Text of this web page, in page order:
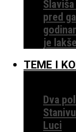
pred
je
TEME I
Dva
Luci